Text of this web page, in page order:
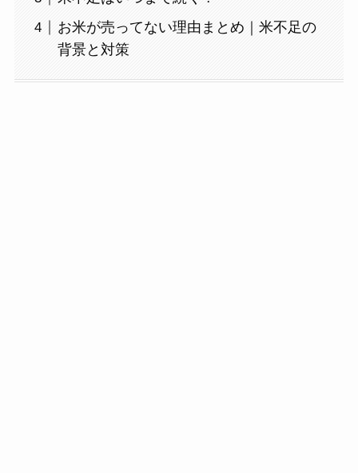
お米が売ってない理由まとめ｜米不足の
背景と対策